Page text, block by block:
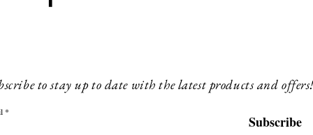
to stay up to date with the latest products and
Subscribe